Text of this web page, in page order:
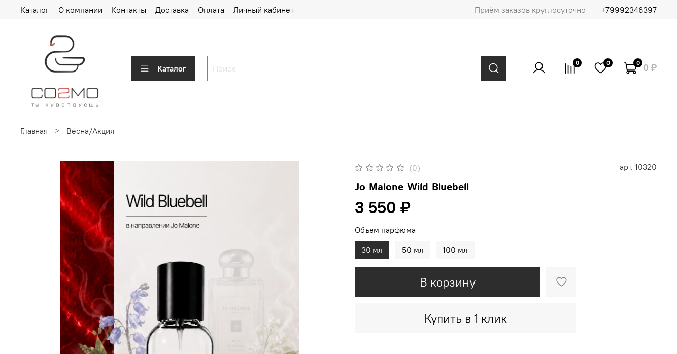
Каталог О компании Контакты Доставка Оплата Личный кабинет Приём заказов круглосуточно +79992346397
Каталог
0 0 0 0 ₽
Главная Весна/Акция
(0) арт. 10320
Jo Malone Wild Bluebell
3 550 ₽
В корзину
Купить в 1 клик
Объем парфюма
30 мл 50 мл 100 мл